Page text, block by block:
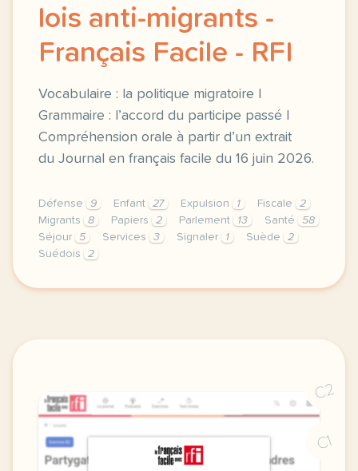
lois anti-migrants -
Français Facile - RFI
Vocabulaire : la politique migratoire |
Grammaire : l’accord du participe passé |
Compréhension orale à partir d’un extrait
du Journal en français facile du 16 juin 2026.
Défense 9 Enfant 27 Expulsion 1 Fiscale
2
Migrants
8 Papiers 2 Parlement 13 Santé
58
Séjour
5 Services 3 Signaler 1 Suède
2
Suédois
2
exercice b2 la suede adopte des lois anti
C2
C1